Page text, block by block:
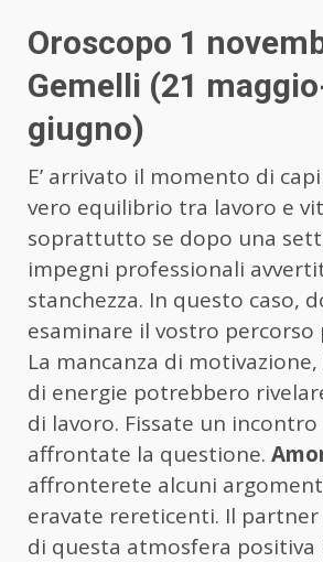
Oroscopo 1
Gemelli (21
giugno)
E’ arrivato il momento di
vero equilibrio tra lavoro e
soprattutto se dopo una
impegni professionali
stanchezza. In questo caso,
esaminare il vostro percorso
La mancanza di
di energie potrebbero
di lavoro. Fissate un incontro
affrontate la questione.
affronterete alcuni
eravate rereticenti. Il
di questa atmosfera